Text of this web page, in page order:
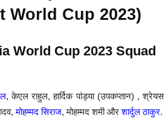
World Cup 2023)
World Cup 2023 Squad
, केएल राहुल, हार्दिक पांड्या (उपकप्तान) , श्रेयस
मोहम्मद सिराज, मोहम्मद शमी औरशार्दुल ठाकुर.